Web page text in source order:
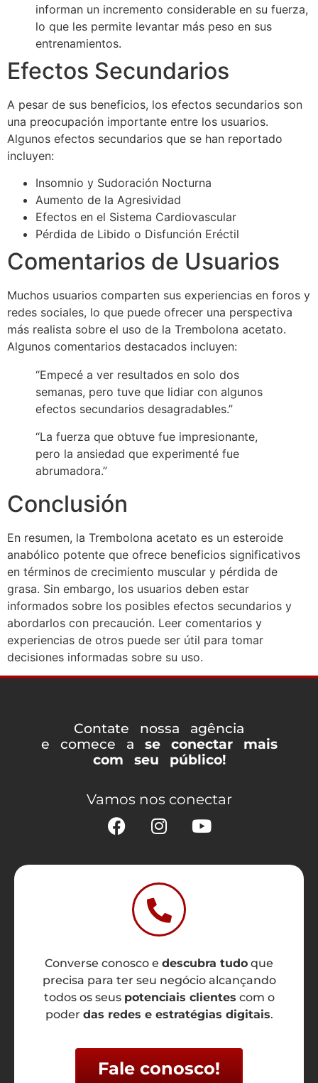
informan un incremento considerable en su fuerza,
lo que les permite levantar más peso en sus
entrenamientos.
Efectos Secundarios
A pesar de sus beneficios, los efectos secundarios son
una preocupación importante entre los usuarios.
Algunos efectos secundarios que se han reportado
incluyen:
Insomnio y Sudoración Nocturna
Aumento de la Agresividad
Efectos en el Sistema Cardiovascular
Pérdida de Libido o Disfunción Eréctil
Comentarios de Usuarios
Muchos usuarios comparten sus experiencias en foros y
redes sociales, lo que puede ofrecer una perspectiva
más realista sobre el uso de la Trembolona acetato.
Algunos comentarios destacados incluyen:
“Empecé a ver resultados en solo dos
semanas, pero tuve que lidiar con algunos
efectos secundarios desagradables.”
“La fuerza que obtuve fue impresionante,
pero la ansiedad que experimenté fue
abrumadora.”
Conclusión
En resumen, la Trembolona acetato es un esteroide
anabólico potente que ofrece beneficios significativos
en términos de crecimiento muscular y pérdida de
grasa. Sin embargo, los usuarios deben estar
informados sobre los posibles efectos secundarios y
abordarlos con precaución. Leer comentarios y
experiencias de otros puede ser útil para tomar
decisiones informadas sobre su uso.
Contate nossa agência
e comece a se conectar mais
com seu público!
Vamos nos conectar
Converse conosco e descubra tudo que
precisa para ter seu negócio alcançando
todos os seus potenciais clientes com o
poder das redes e estratégias digitais.
Fale conosco!